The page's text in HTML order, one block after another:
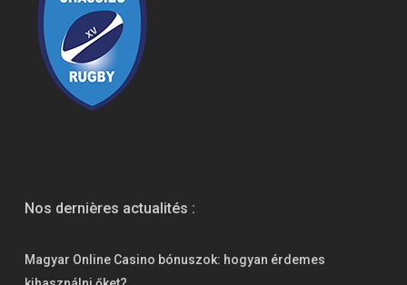
Nos dernières actualités :
Magyar Online Casino bónuszok: hogyan érdemes